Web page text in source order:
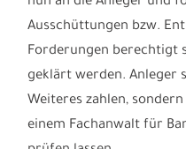
ihrer kreditgebenden
folgt die Insolvenz. Die
nun an die Anleger und
Ausschüttungen bzw.
Forderungen berechtigt
geklärt werden. Anleger